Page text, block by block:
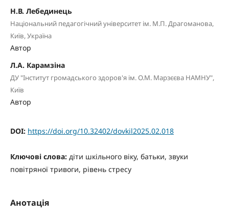
Н.В. Лебединець
Національний педагогічний університет ім. М.П. Драгоманова,
Київ, Україна
Автор
Л.А. Карамзіна
ДУ "Інститут громадського здоров'я ім. О.М. Марзєєва НАМНУ",
Київ
Автор
DOI: https://doi.org/10.32402/dovkil2025.02.018
Ключові слова: діти шкільного віку, батьки, звуки
повітряної тривоги, рівень стресу
Анотація